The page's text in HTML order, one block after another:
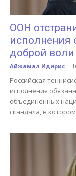
ООН
исполнения
доброй воли
Айжамал Идирис -
Российская
исполнения
объединенных
скандала, в